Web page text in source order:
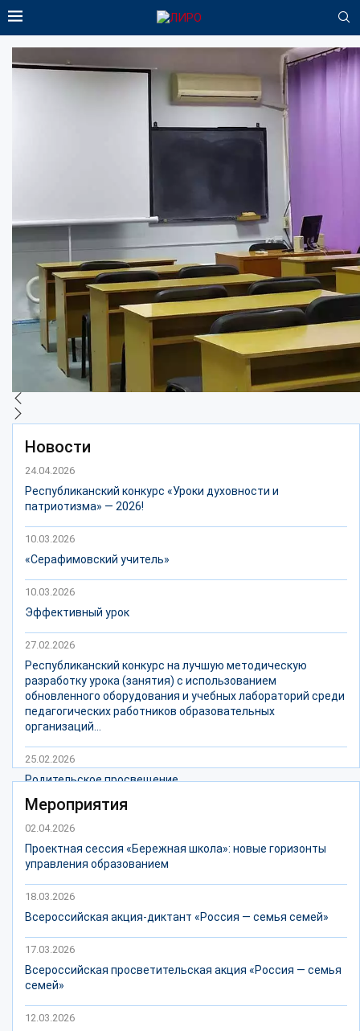
Новости
24.04.2026
Республиканский конкурс «Уроки духовности и
патриотизма» — 2026!
10.03.2026
«Серафимовский учитель»
10.03.2026
Эффективный урок
27.02.2026
Республиканский конкурс на лучшую методическую
разработку урока (занятия) с использованием
обновленного оборудования и учебных лабораторий среди
педагогических работников образовательных
организаций...
25.02.2026
Родительское просвещение
Мероприятия
02.04.2026
Проектная сессия «Бережная школа»: новые горизонты
управления образованием
18.03.2026
Всероссийская акция-диктант «Россия — семья семей»
17.03.2026
Всероссийская просветительская акция «Россия — семья
семей»
12.03.2026